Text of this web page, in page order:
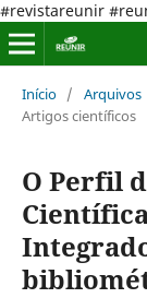
#revistareunir
Início / Arquivos
Artigos científicos
O Perfil